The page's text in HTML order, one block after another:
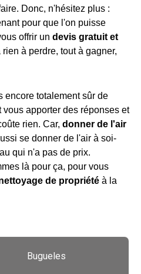
Donc, n'hésitez plus :
pour que l'on puisse
offrir un devis gratuit et
rien à perdre, tout à gagner,
encore totalement sûr de
apporter des réponses et
rien. Car, donner de l'air
se donner de l'air à soi-
qui n'a pas de prix.
là pour ça, pour vous
de propriété à la
Bugueles